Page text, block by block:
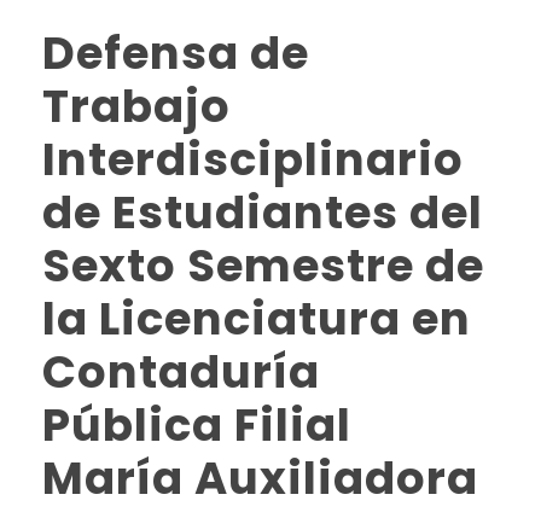
Defensa de
Trabajo
Interdisciplinario
de Estudiantes del
Sexto Semestre de
la Licenciatura en
Contaduría
Pública Filial
María Auxiliadora